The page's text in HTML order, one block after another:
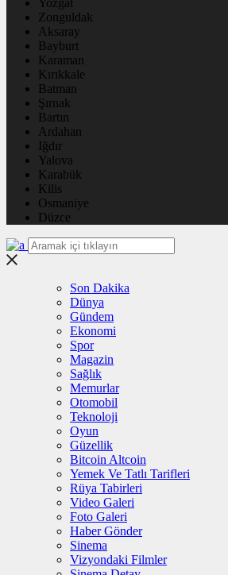
Yozgat
Zonguldak
Aksaray
Bayburt
Karaman
Kırıkkale
Batman
Şırnak
Bartın
Ardahan
Iğdır
Yalova
Karabük
Kilis
Osmaniye
Düzce
Son Dakika
Dünya
Gündem
Ekonomi
Spor
Magazin
Sağlık
Memurlar
Otomobil
Teknoloji
Oyun
Güzellik
Bitcoin Altcoin
Yemek Ve Tatlı Tarifleri
Rüya Tabirleri
Video Galeri
Foto Galeri
Haber Gönder
Sinema
Vizyondaki Filmler